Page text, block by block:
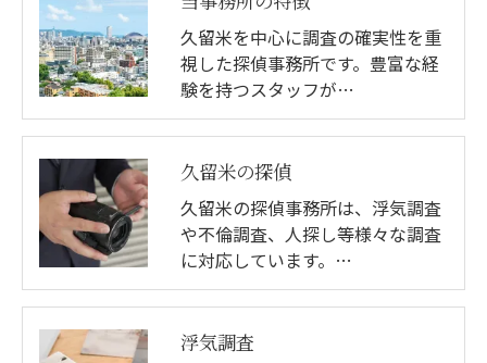
久留米を中心に調査の確実性を重
視した探偵事務所です。豊富な経
験を持つスタッフが…
久留米の探偵
久留米の探偵事務所は、浮気調査
や不倫調査、人探し等様々な調査
に対応しています。…
浮気調査